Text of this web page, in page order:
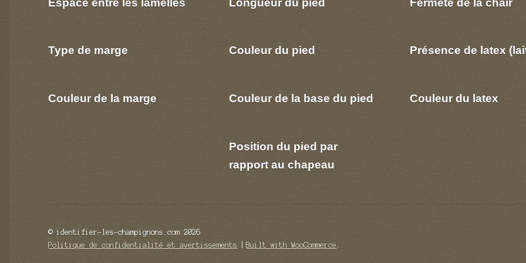
Type de marge
Couleur de la marge
Couleur du pied
Couleur de la base du pied
Position du pied par
rapport au chapeau
Présence de latex
Couleur du latex
© identifier-les-champignons.com 2026
Politique de confidentialité et avertissements
Built with WooCommerce